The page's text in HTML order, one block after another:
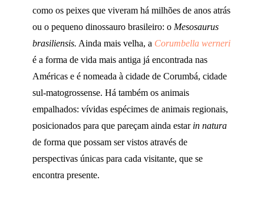
como os peixes que viveram há milhões de anos atrás
ou o pequeno dinossauro brasileiro: o Mesosaurus
brasiliensis. Ainda mais velha, a Corumbella werneri
é a forma de vida mais antiga já encontrada nas
Américas e é nomeada à cidade de Corumbá, cidade
sul-matogrossense. Há também os animais
empalhados: vívidas espécimes de animais regionais,
posicionados para que pareçam ainda estar in natura
de forma que possam ser vistos através de
perspectivas únicas para cada visitante, que se
encontra presente.